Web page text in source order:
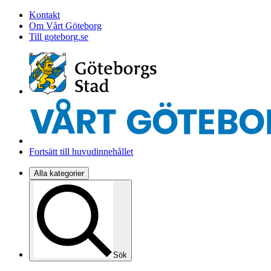
Kontakt
Om Vårt Göteborg
Till goteborg.se
Fortsätt till huvudinnehållet
Alla kategorier
Sök